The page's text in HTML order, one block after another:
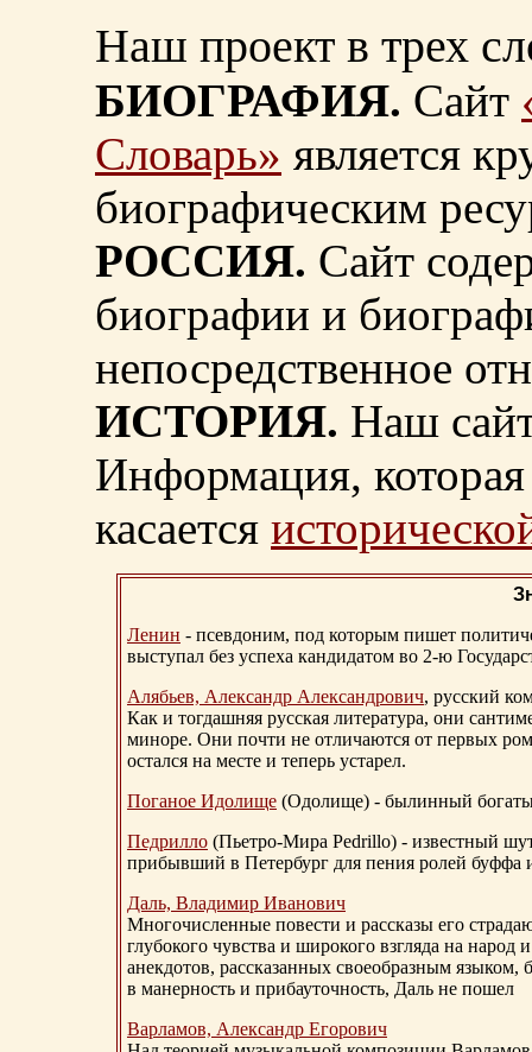
Наш проект в трех
БИОГРАФИЯ. Сайт
Словарь» является
биографическим
РОССИЯ. Сайт
биографии и
непосредственное
ИСТОРИЯ. Наш
Информация, которая
касается
Ленин - псевдоним, под которым пишет
выступал без успеха кандидатом во 2-ю
Алябьев, Александр Александрович, русский
Как и тогдашняя русская литература, они
миноре. Они почти не отличаются от первых
остался на месте и теперь устарел.
Поганое Идолище (Одолище) - былинный
Педрилло (Пьетро-Мира Pedrillo) - известный
прибывший в Петербург для пения ролей буффа
Даль, Владимир Иванович
Многочисленные повести и рассказы его
глубокого чувства и широкого взгляда на
анекдотов, рассказанных своеобразным
в манерность и прибауточность, Даль не пошел
Варламов, Александр Егорович